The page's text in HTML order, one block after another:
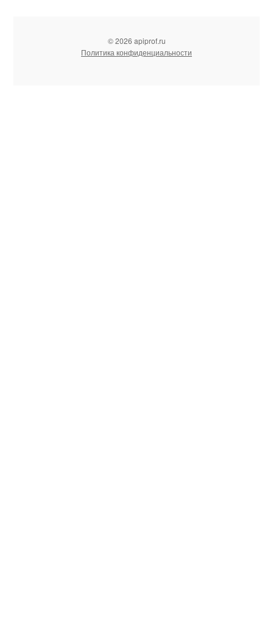
© 2026 apiprof.ru
Политика конфиденциальности